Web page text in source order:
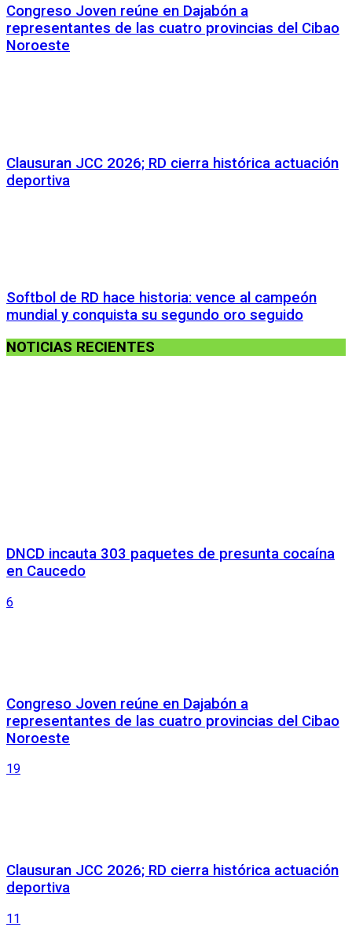
Congreso Joven reúne en Dajabón a
representantes de las cuatro provincias del Cibao
Noroeste
Clausuran JCC 2026; RD cierra histórica actuación
deportiva
Softbol de RD hace historia: vence al campeón
mundial y conquista su segundo oro seguido
NOTICIAS RECIENTES
DNCD incauta 303 paquetes de presunta cocaína
en Caucedo
6
Congreso Joven reúne en Dajabón a
representantes de las cuatro provincias del Cibao
Noroeste
19
Clausuran JCC 2026; RD cierra histórica actuación
deportiva
11